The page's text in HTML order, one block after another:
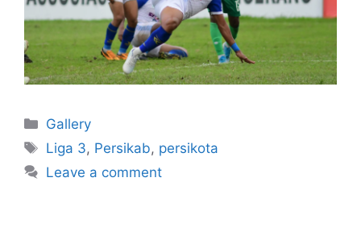
Gallery
Liga 3, Persikab, persikota
Leave a comment